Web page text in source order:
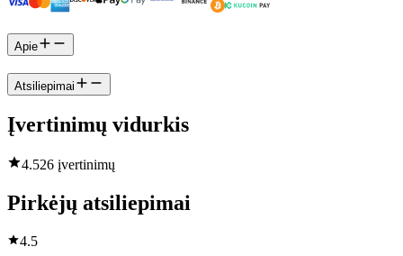
Apie
Atsiliepimai
Įvertinimų vidurkis
4.526 įvertinimų
Pirkėjų atsiliepimai
4.5